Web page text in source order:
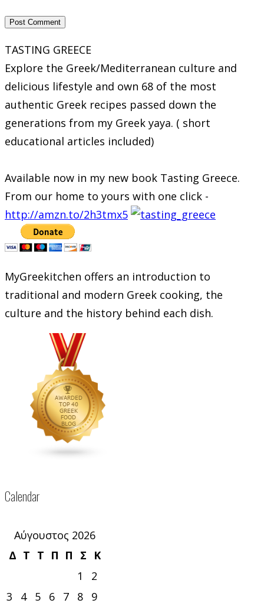
TASTING GREECE
Explore the Greek/Mediterranean culture and
delicious lifestyle and own 68 of the most
authentic Greek recipes passed down the
generations from my Greek yaya. ( short
educational articles included)
Available now in my new book Tasting Greece.
From our home to yours with one click -
http://amzn.to/2h3tmx5
MyGreekitchen offers an introduction to
traditional and modern Greek cooking, the
culture and the history behind each dish.
Calendar
Αύγουστος 2026
Δ Τ Τ Π Π Σ
Κ
1
2
3
4 5 6 7 8 9